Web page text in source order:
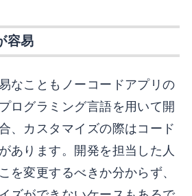
容易
なこともノーコードアプリの
ログラミング言語を用いて開
、カスタマイズの際はコード
あります。開発を担当した人
を変更するべきか分からず、